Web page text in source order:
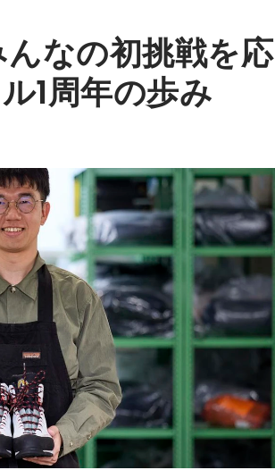
なの初挑戦を応
1周年の歩み